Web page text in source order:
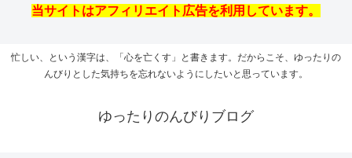
当サイトはアフィリエイト広告を利用しています。
忙しい、という漢字は、「心を亡くす」と書きます。だからこそ、ゆったりの
んびりとした気持ちを忘れないようにしたいと思っています。
ゆったりのんびりブログ